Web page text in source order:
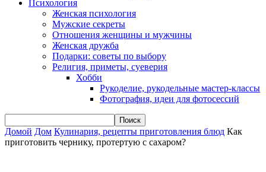
Психология
Женская психология
Мужские секреты
Отношения женщины и мужчины
Женская дружба
Подарки: советы по выбору
Религия, приметы, суеверия
Хобби
Рукоделие, рукодельные мастер-классы
Фотография, идеи для фотосессий
Домой Дом Кулинария, рецепты приготовления блюд Как
приготовить чернику, протертую с сахаром?